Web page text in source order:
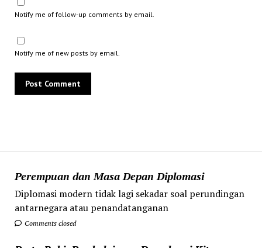
Perempuan dan Masa Depan Diplomasi
Diplomasi modern tidak lagi sekadar soal perundingan
antarnegara atau penandatanganan
Comments closed
Notify me of follow-up comments by email.
Notify me of new posts by email.